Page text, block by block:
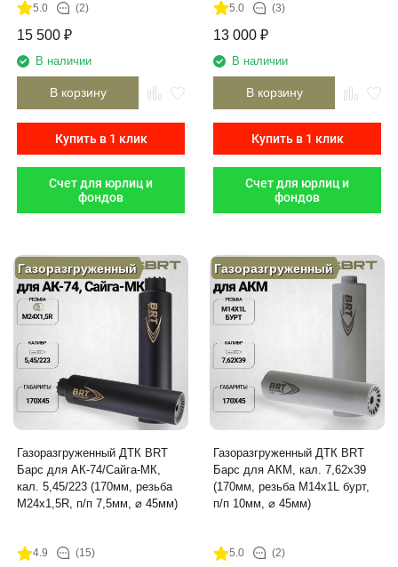
5.0 (2)
15 500 ₽
В наличии
В корзину
Купить в 1 клик
Счет для юрлиц и
фондов
5.0 (3)
13 000 ₽
В наличии
В корзину
Купить в 1 клик
Счет для юрлиц и
фондов
Газоразгруженный
Газоразгруженный ДТК BRT
Барс для АК-74/Сайга-МК,
кал. 5,45/223 (170мм, резьба
M24х1,5R, п/п 7,5мм, ⌀ 45мм)
4.9 (15)
Газоразгруженный
Газоразгруженный ДТК BRT
Барс для АКМ, кал. 7,62х39
(170мм, резьба M14х1L бурт,
п/п 10мм, ⌀ 45мм)
5.0 (2)